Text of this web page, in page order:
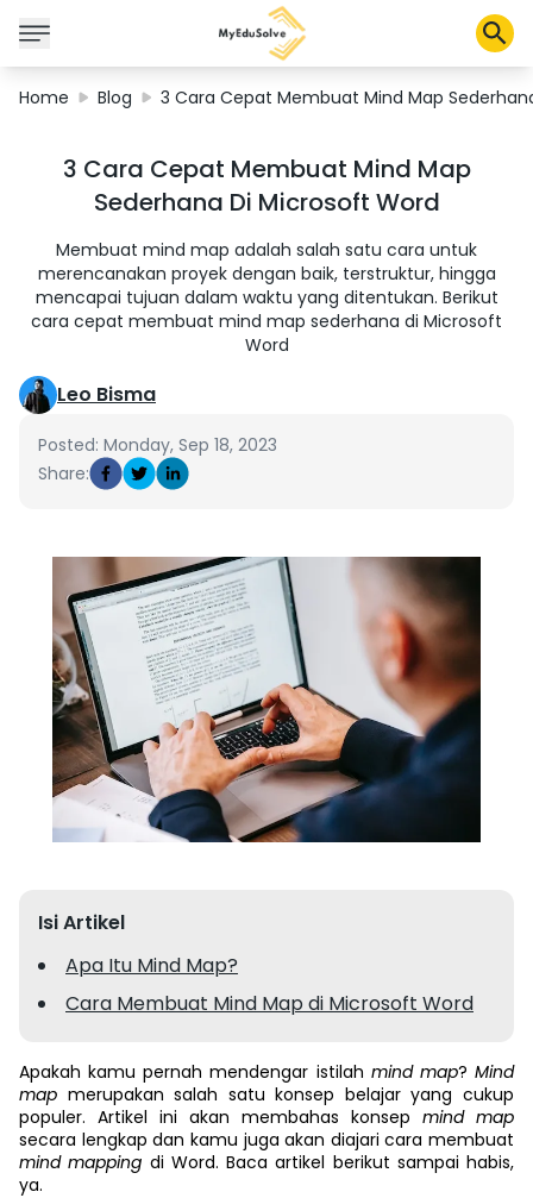
Corporate Solutions
Certifications
About Us
My Cart
Profile
Home Blog 3 Cara Cepat Membuat Mind Map
3 Cara Cepat Membuat Mind Map
Sederhana Di Microsoft Word
Membuat mind map adalah salah satu cara untuk
merencanakan proyek dengan baik, terstruktur, hingga
mencapai tujuan dalam waktu yang ditentukan. Berikut
cara cepat membuat mind map sederhana di Microsoft
Word
Leo Bisma
Posted: Monday, Sep 18, 2023
Share:
Isi Artikel
Apa Itu Mind Map?
Cara Membuat Mind Map di Microsoft Word
Apakah kamu pernah mendengar istilah mind map?Mind
map merupakan salah satu konsep belajar yang cukup
populer. Artikel ini akan membahas konsep mind map
secara lengkap dan kamu juga akan diajari cara membuat
mind mapping di Word. Baca artikel berikut sampai habis,
ya.